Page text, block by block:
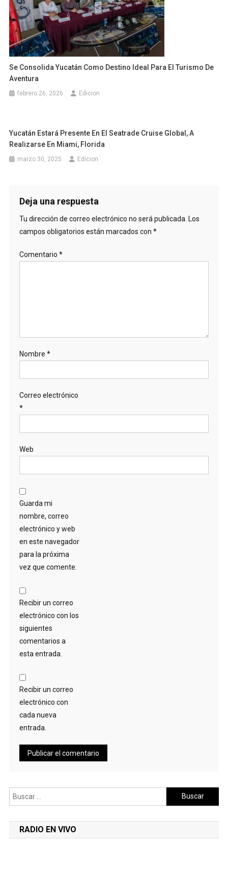
Se Consolida Yucatán Como Destino Ideal Para El Turismo De
Aventura
febrero 26, 2026 Edicion
Yucatán Estará Presente En El Seatrade Cruise Global, A
Realizarse En Miami, Florida
marzo 30, 2025 Edicion
Deja una respuesta
Tu dirección de correo electrónico no será publicada. Los
campos obligatorios están marcados con *
Comentario *
Nombre *
Correo electrónico
*
Web
Guarda mi
nombre, correo
electrónico y web
en este navegador
para la próxima
vez que comente.
Recibir un correo
electrónico con los
siguientes
comentarios a
esta entrada.
Recibir un correo
electrónico con
cada nueva
entrada.
Buscar:
RADIO EN VIVO